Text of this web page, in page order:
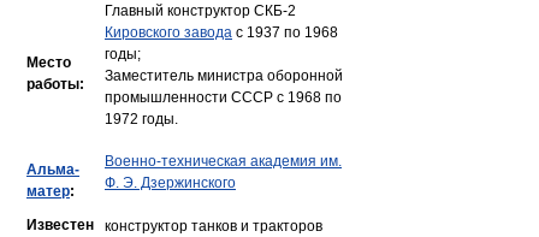
Место
работы:
Главный конструктор СКБ-2
Кировского завода с 1937 по 1968
годы;
Заместитель министра оборонной
промышленности СССР с 1968 по
1972 годы.
Альма-
матер:
Военно-техническая академия им.
Ф. Э. Дзержинского
Известен
конструктор танков и тракторов